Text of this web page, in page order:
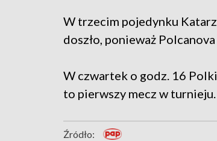
W trzecim pojedynku
doszło, ponieważ
W czwartek o godz. 16
to pierwszy mecz w turnieju.
Źródło: